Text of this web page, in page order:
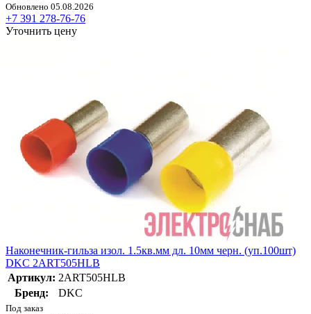
Обновлено 05.08.2026
+7 391 278-76-76
Уточнить цену
Наконечник-гильза изол. 1.5кв.мм дл. 10мм черн. (уп.100шт)
DKC 2ART505HLB
Артикул: 2ART505HLB
Бренд:
DKC
Под заказ